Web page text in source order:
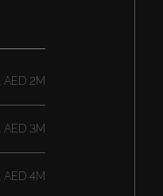
AED 2M
AED 3M
AED 4M